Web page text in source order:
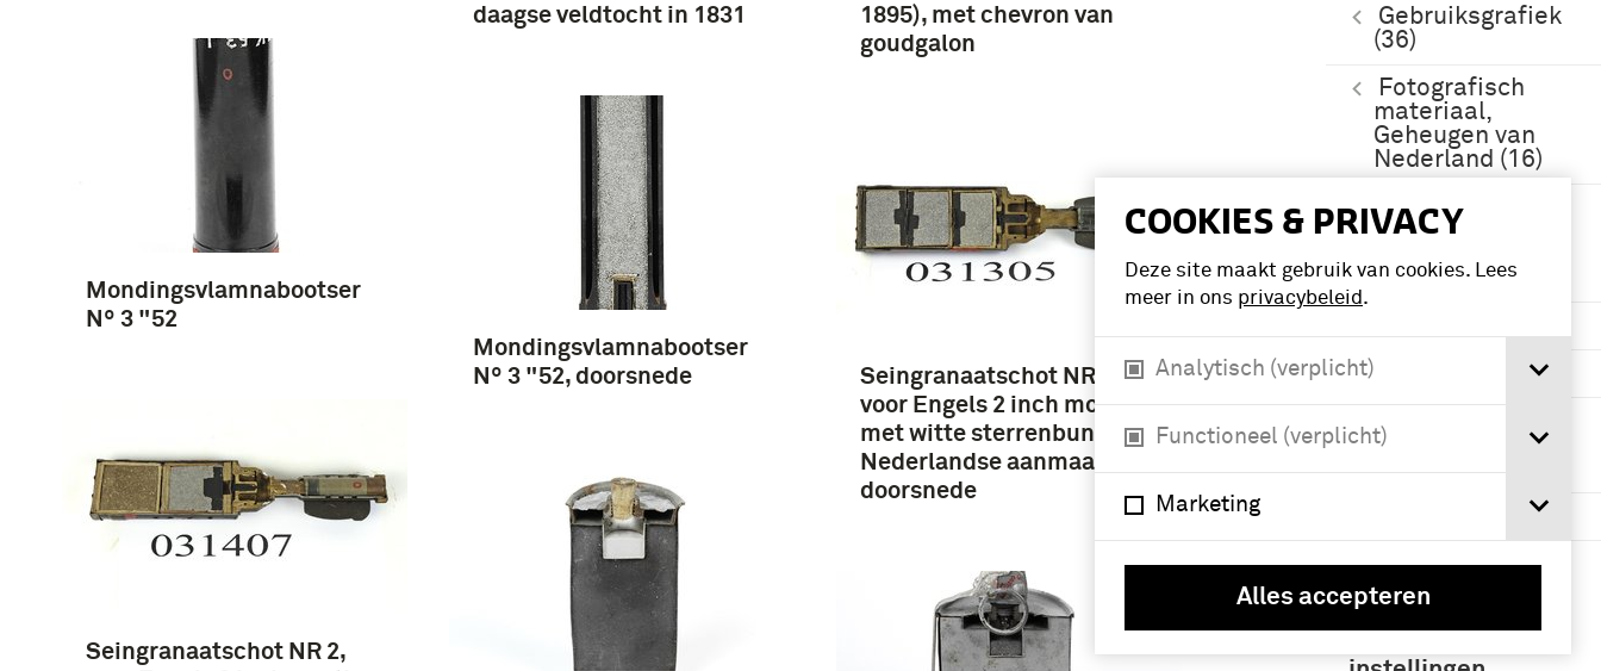
COOKIES & PRIVACY
Deze site maakt gebruik van cookies. Lees
meer in ons privacybeleid.
Analytisch (verplicht)
Functioneel (verplicht)
Marketing
Alles accepteren
Gebruiksgrafiek
(36)
Fotografisch
materiaal,
Geheugen van
Nederland (16)
Meer
Periode
1901-1950 (28)
Tweede
Wereldoorlog
(1939-1945) (19)
chronologie (18)
Meer
Mondingsvlamnabootser
Nº 3 "52
Seingranaatschot NR 2,
daagse veldtocht in 1831
Mondingsvlamnabootser
Nº 3 "52, doorsnede
1895), met chevron van
goudgalon
Seingranaatschot NR 4,
voor Engels 2 inch mortier,
met witte sterrenbundel,
Nederlandse aanmaak,
doorsnede